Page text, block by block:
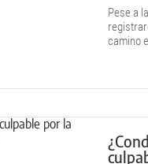
Pese a
camino